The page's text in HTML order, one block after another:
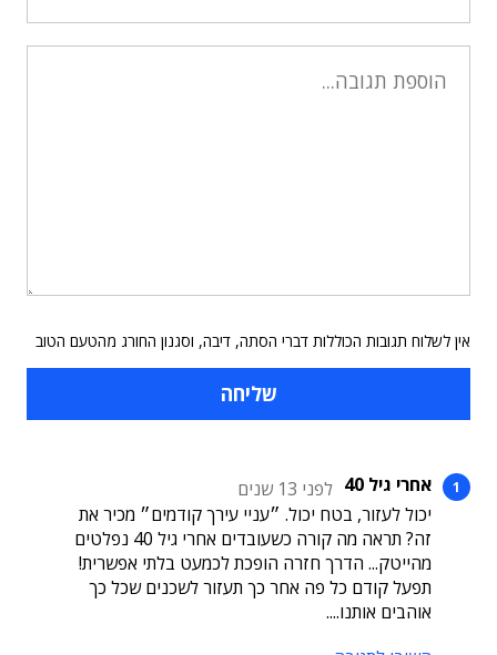
אין לשלוח תגובות הכוללות דברי הסתה, דיבה, וסגנון החורג מהטעם הטוב
אחרי גיל 40
לפני 13 שנים
יכול לעזור, בטח יכול. ״עניי עירך קודמים״ מכיר את
זה? תראה מה קורה כשעובדים אחרי גיל 40 נפלטים
מהייטק... הדרך חזרה הופכת לכמעט בלתי אפשרית!
תפעל קודם כל פה אחר כך תעזור לשכנים שכל כך
אוהבים אותנו....